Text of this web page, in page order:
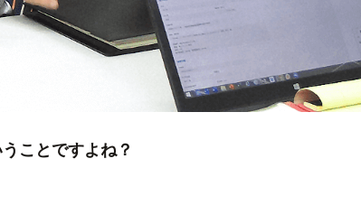
ことですよね？